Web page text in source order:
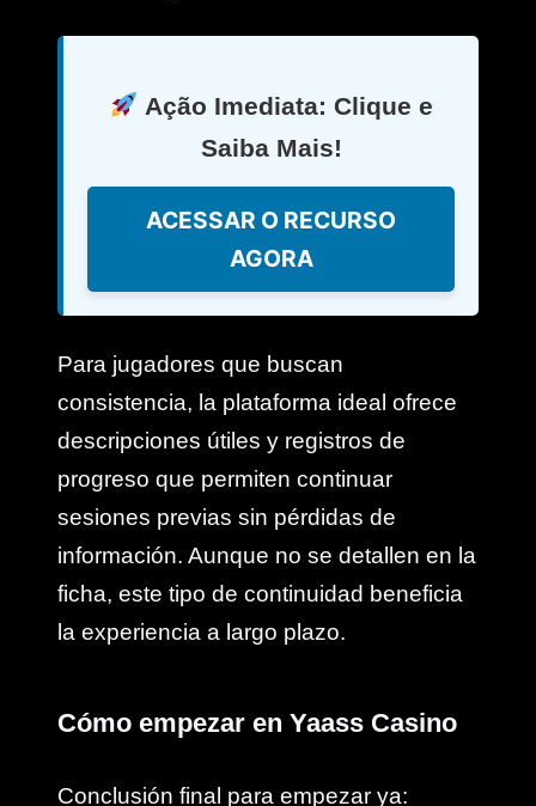
Ação Imediata: Clique e
Saiba Mais!
ACESSAR O RECURSO
AGORA
Para jugadores que buscan
consistencia, la plataforma ideal ofrece
descripciones útiles y registros de
progreso que permiten continuar
sesiones previas sin pérdidas de
información. Aunque no se detallen en la
ficha, este tipo de continuidad beneficia
la experiencia a largo plazo.
Cómo empezar en Yaass Casino
Conclusión final para empezar ya: